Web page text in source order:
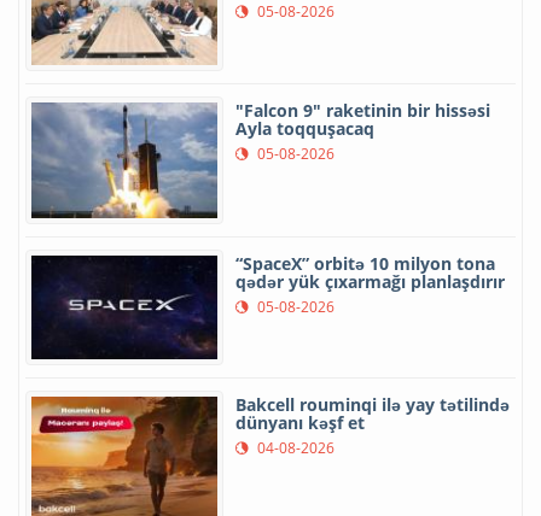
05-08-2026
"Falcon 9" raketinin bir hissəsi
Ayla toqquşacaq
05-08-2026
“SpaceX” orbitə 10 milyon tona
qədər yük çıxarmağı planlaşdırır
05-08-2026
Bakcell rouminqi ilə yay tətilində
dünyanı kəşf et
04-08-2026